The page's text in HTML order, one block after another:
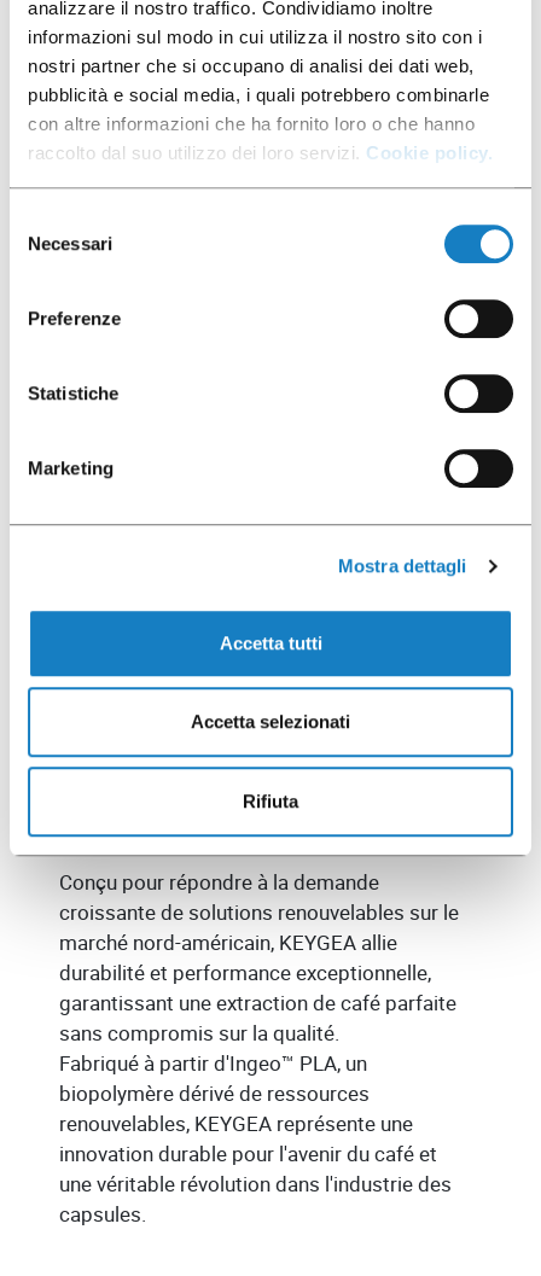
analizzare il nostro traffico. Condividiamo inoltre
informazioni sul modo in cui utilizza il nostro sito con i
nostri partner che si occupano di analisi dei dati web,
pubblicità e social media, i quali potrebbero combinarle
con altre informazioni che ha fornito loro o che hanno
raccolto dal suo utilizzo dei loro servizi. Cookie policy.
delNecessari
Preferenze
Statistiche
Marketing
Mostra dettagli
Accetta tutti
Accetta selezionati
Rifiuta
le temps, tout en offrant une excellente barrière
à l'oxygène de l'air. Le fond en papier permet une
perforation facile par les aiguilles de la machine,
et l'anneau d'étanchéité sur le bord améliore
l'adhérence pendant la distribution, éliminant
ainsi le problème des fuites de liquide.
KEYGEA
La capsule de café compostable développée
Conçu pour répondre à la demande
croissante de solutions renouvelables sur le
marché nord-américain, KEYGEA allie
durabilité et performance exceptionnelle,
garantissant une extraction de café parfaite
sans compromis sur la qualité.
Fabriqué à partir d'Ingeo™ PLA, un
biopolymère dérivé de ressources
renouvelables, KEYGEA représente une
innovation durable pour l'avenir du café et
une véritable révolution dans l'industrie des
capsules.